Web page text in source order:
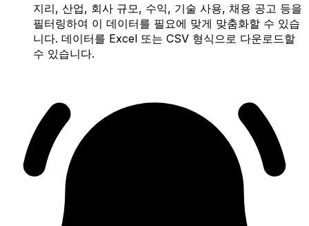
지리, 산업, 회사 규모, 수익, 기술 사용, 채용 공고 등을
필터링하여 이 데이터를 필요에 맞게 맞춤화할 수 있습
니다. 데이터를 Excel 또는 CSV 형식으로 다운로드할
수 있습니다.